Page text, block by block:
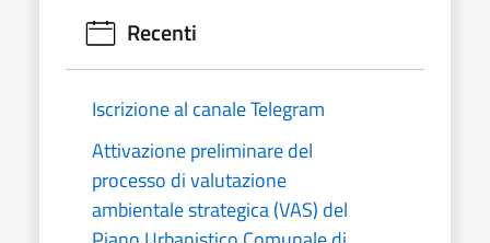
Recenti
Iscrizione al canale Telegram
Attivazione preliminare del
processo di valutazione
ambientale strategica (VAS) del